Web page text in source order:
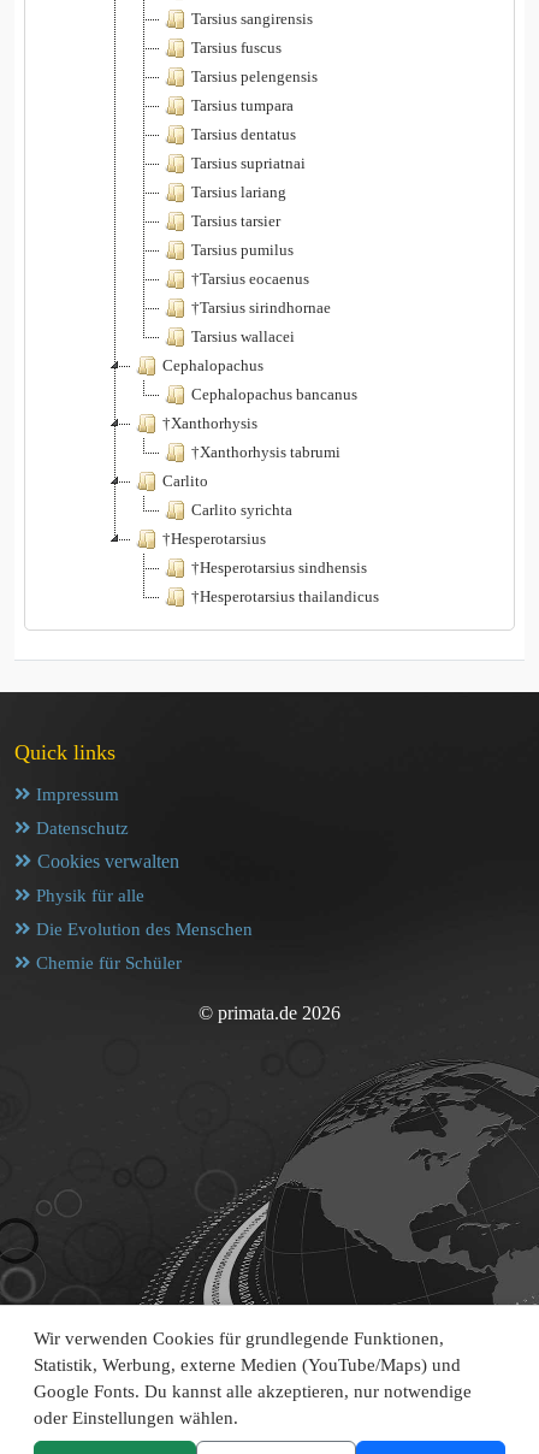
Wir verwenden Cookies für grundlegende Funktionen,
Statistik, Werbung, externe Medien (YouTube/Maps) und
Google Fonts. Du kannst alle akzeptieren, nur notwendige
oder Einstellungen wählen.
Tarsius sangirensis
Tarsius fuscus
Tarsius pelengensis
Tarsius tumpara
Tarsius dentatus
Tarsius supriatnai
Tarsius lariang
Tarsius tarsier
Tarsius pumilus
†Tarsius eocaenus
†Tarsius sirindhornae
Tarsius wallacei
Cephalopachus
Cephalopachus bancanus
†Xanthorhysis
†Xanthorhysis tabrumi
Carlito
Carlito syrichta
†Hesperotarsius
†Hesperotarsius sindhensis
†Hesperotarsius thailandicus
Quick links
Impressum
Datenschutz
Cookies verwalten
Physik für alle
Die Evolution des Menschen
Chemie für Schüler
© primata.de 2026